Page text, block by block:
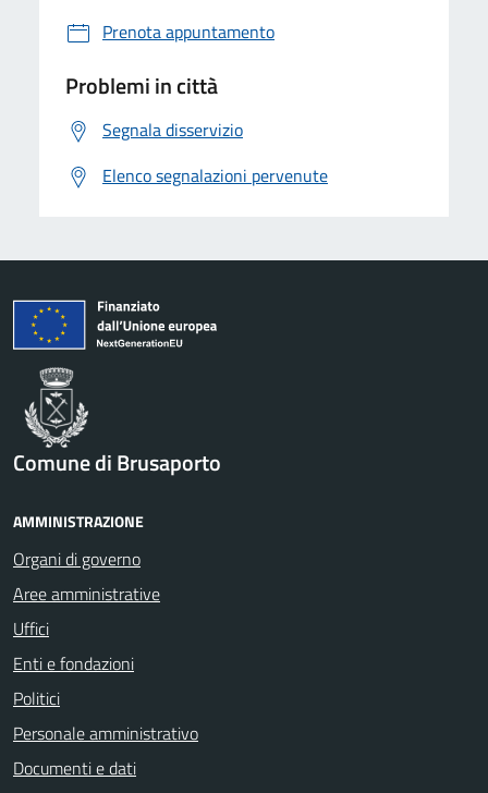
Prenota appuntamento
Problemi in città
Segnala disservizio
Elenco segnalazioni pervenute
Comune di Brusaporto
AMMINISTRAZIONE
Organi di governo
Aree amministrative
Uffici
Enti e fondazioni
Politici
Personale amministrativo
Documenti e dati